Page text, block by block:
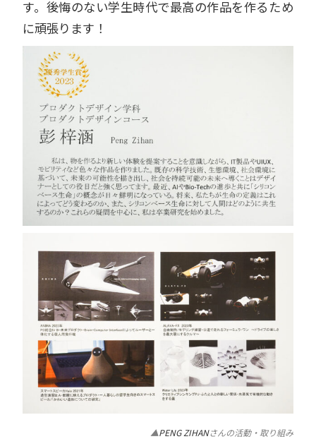
す。後悔のない学生時代で最高の作品を作るため
に頑張ります！
▲PENG ZIHANさんの活動・取り組み